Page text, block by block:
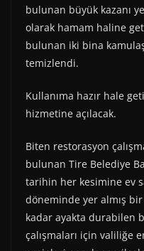
bulunan büyük kazanı
olarak hamam haline
bulunan iki bina
temizlendi.
Kullanıma hazır hale
hizmetine açılacak.
Biten restorasyon
bulunan Tire Belediye
tarihin her kesimine ev
döneminde yer almış
kadar ayakta durabilen
çalışmaları için valiliğe